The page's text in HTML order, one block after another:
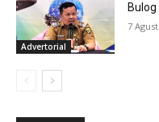
Advertorial
7